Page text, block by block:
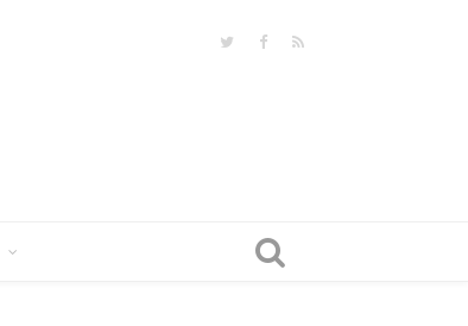
TwitterFacebook
RSS